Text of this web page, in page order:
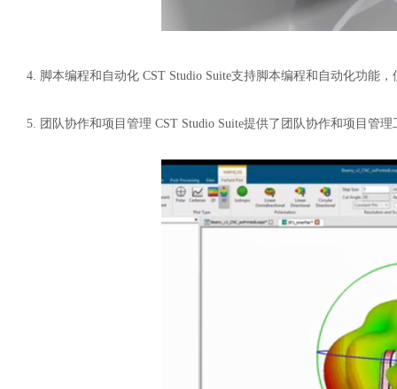
4. 脚本编程和自动化 CST Studio Suite支持脚本编程和自动化功能
5. 团队协作和项目管理 CST Studio Suite提供了团队协作和项目管